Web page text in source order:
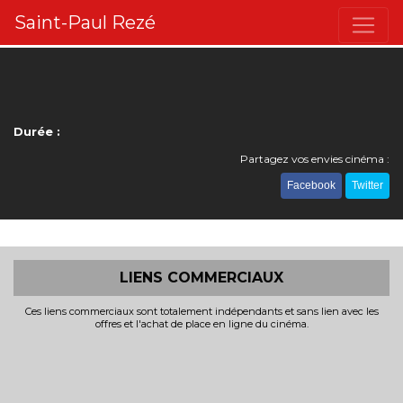
Saint-Paul Rezé
Durée :
Partagez vos envies cinéma :
Facebook Twitter
LIENS COMMERCIAUX
Ces liens commerciaux sont totalement indépendants et sans lien avec les
offres et l'achat de place en ligne du cinéma.